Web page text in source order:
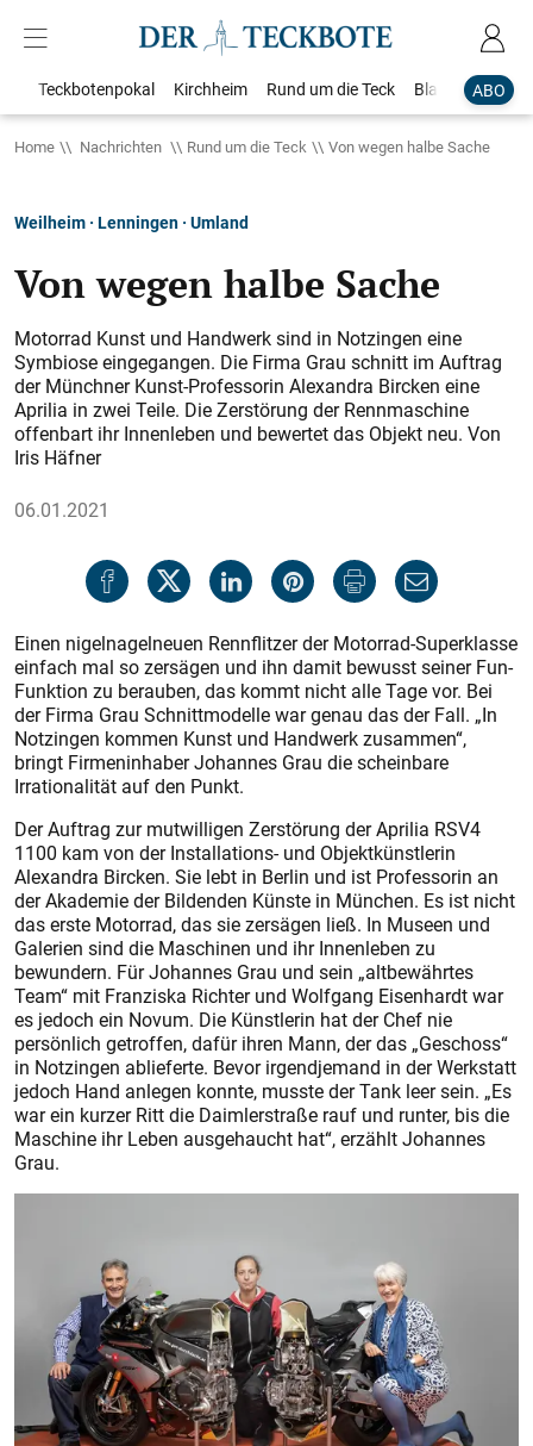
ABO
Teckbotenpokal Kirchheim Rund um die Teck Blaulicht
Home Nachrichten Rund um die Teck Von wegen halbe Sache
Weilheim · Lenningen · Umland
Von wegen halbe Sache
Motorrad Kunst und Handwerk sind in Notzingen eine
Symbiose eingegangen. Die Firma Grau schnitt im Auftrag
der Münchner Kunst-Professorin Alexandra Bircken eine
Aprilia in zwei Teile. Die Zerstörung der Rennmaschine
offenbart ihr Innenleben und bewertet das Objekt neu. Von
Iris Häfner
06.01.2021
Einen nigelnagelneuen Rennflitzer der Motorrad-Superklasse
einfach mal so zersägen und ihn damit bewusst seiner Fun-
Funktion zu berauben, das kommt nicht alle Tage vor. Bei
der Firma Grau Schnittmodelle war genau das der Fall. „In
Notzingen kommen Kunst und Handwerk zusammen“,
bringt Firmeninhaber Johannes Grau die scheinbare
Irrationalität auf den Punkt.
Der Auftrag zur mutwilligen Zerstörung der Aprilia RSV4
1100 kam von der Installations- und Objektkünstlerin
Alexandra Bircken. Sie lebt in Berlin und ist Professorin an
der Akademie der Bildenden Künste in München. Es ist nicht
das erste Motorrad, das sie zersägen ließ. In Museen und
Galerien sind die Maschinen und ihr Innenleben zu
bewundern. Für Johannes Grau und sein „altbewährtes
Team“ mit Franziska Richter und Wolfgang Eisenhardt war
es jedoch ein Novum. Die Künstlerin hat der Chef nie
persönlich getroffen, dafür ihren Mann, der das „Geschoss“
in Notzingen ablieferte. Bevor irgendjemand in der Werkstatt
jedoch Hand anlegen konnte, musste der Tank leer sein. „Es
war ein kurzer Ritt die Daimlerstraße rauf und runter, bis die
Maschine ihr Leben ausgehaucht hat“, erzählt Johannes
Grau.